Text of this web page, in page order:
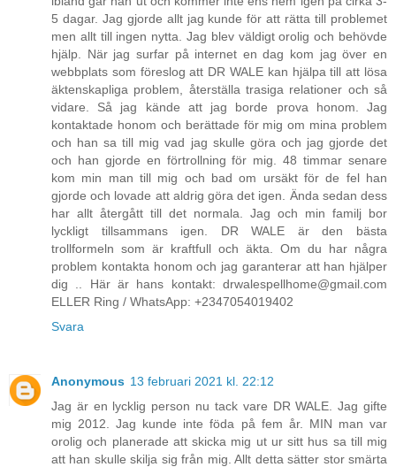
5 dagar. Jag gjorde allt jag kunde för att rätta till problemet
men allt till ingen nytta. Jag blev väldigt orolig och behövde
hjälp. När jag surfar på internet en dag kom jag över en
webbplats som föreslog att DR WALE kan hjälpa till att lösa
äktenskapliga problem, återställa trasiga relationer och så
vidare. Så jag kände att jag borde prova honom. Jag
kontaktade honom och berättade för mig om mina problem
och han sa till mig vad jag skulle göra och jag gjorde det
och han gjorde en förtrollning för mig. 48 timmar senare
kom min man till mig och bad om ursäkt för de fel han
gjorde och lovade att aldrig göra det igen. Ända sedan dess
har allt återgått till det normala. Jag och min familj bor
lyckligt tillsammans igen. DR WALE är den bästa
trollformeln som är kraftfull och äkta. Om du har några
problem kontakta honom och jag garanterar att han hjälper
dig .. Här är hans kontakt: drwalespellhome@gmail.com
ELLER Ring / WhatsApp: +2347054019402
Svara
Anonymous 13 februari 2021 kl. 22:12
Jag är en lycklig person nu tack vare DR WALE. Jag gifte
mig 2012. Jag kunde inte föda på fem år. MIN man var
orolig och planerade att skicka mig ut ur sitt hus sa till mig
att han skulle skilja sig från mig. Allt detta sätter stor smärta